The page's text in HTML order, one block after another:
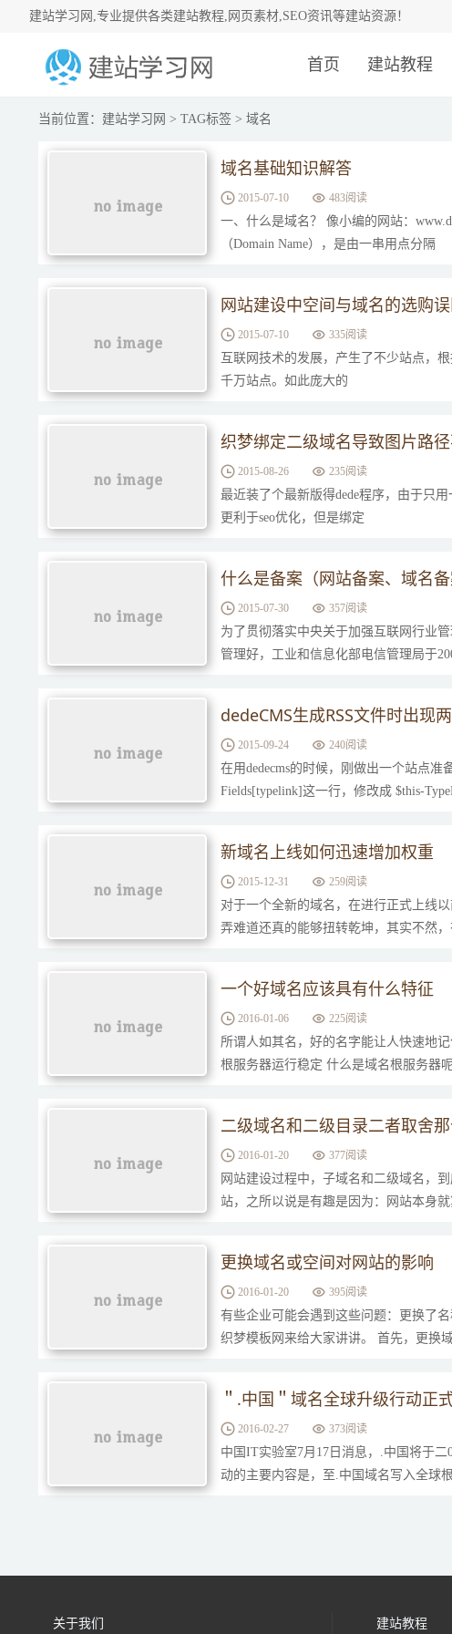
建站学习网,专业提供各类建站教程,网页素材,SEO资讯等建站资源！
首页 建站教程
当前位置： 建站学习网 > TAG标签 > 域名
域名基础知识解答
2015-07-10 483阅读
一、什么是域名？ 像小编的网站：
（Domain Name），是由一串用点分隔
网站建设中空间与域名的选购
2015-07-10 335阅读
互联网技术的发展，产生了不少站点，
千万站点。如此庞大的
织梦绑定二级域名导致图片路
2015-08-26 235阅读
最近装了个最新版得dede程序，由于只
更利于seo优化，但是绑定
什么是备案（网站备案、域名备
2015-07-30 357阅读
为了贯彻落实中央关于加强互联网行业
管理好，工业和信息化部电信管理局于
dedeCMS生成RSS文件时出现
2015-09-24 240阅读
在用dedecms的时候，刚做出一个站点准
Fields[typelink]这一行，修改成 $this-
新域名上线如何迅速增加权重
2015-12-31 259阅读
对于一个全新的域名，在进行正式上线
弄难道还真的能够扭转乾坤，其实不然
一个好域名应该具有什么特征
2016-01-06 225阅读
所谓人如其名，好的名字能让人快速地
根服务器运行稳定 什么是域名根服务器
二级域名和二级目录二者取舍
2016-01-20 377阅读
网站建设过程中，子域名和二级域名，
站，之所以说是有趣是因为：网站本身
更换域名或空间对网站的影响
2016-01-20 395阅读
有些企业可能会遇到这些问题：更换了
织梦模板网来给大家讲讲。 首先，更换
＂.中国＂域名全球升级行动正
2016-02-27 373阅读
中国IT实验室7月17日消息，.中国将于
动的主要内容是，至.中国域名写入全球
关于我们 建站教程